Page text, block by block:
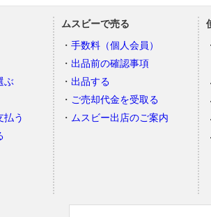
ぶ
払う
ムスビーで売る
手数料（個人会員）
出品前の確認事項
出品する
ご売却代金を受取る
ムスビー出店のご案内